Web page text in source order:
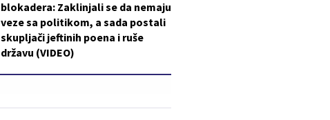
blokadera: Zaklinjali se da nemaju
veze sa politikom, a sada postali
skupljači jeftinih poena i ruše
državu (VIDEO)